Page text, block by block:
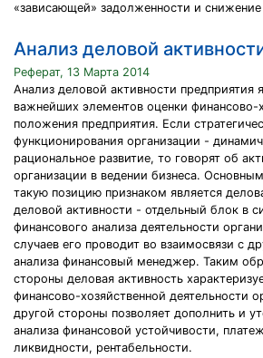
«зависающей» задолженности и снижение
Анализ деловой
Реферат, 13 Марта 2014
Анализ деловой активности предприятия
важнейших элементов оценки финансово-
положения предприятия. Если
функционирования организации -
рациональное развитие, то говорят об
организации в ведении бизнеса.
такую позицию признаком является
деловой активности - отдельный блок в
финансового анализа деятельности
случаев его проводит во взаимосвязи с
анализа финансовый менеджер. Таким
стороны деловая активность
финансово-хозяйственной деятельности
другой стороны позволяет дополнить и
анализа финансовой устойчивости,
ликвидности, рентабельности.